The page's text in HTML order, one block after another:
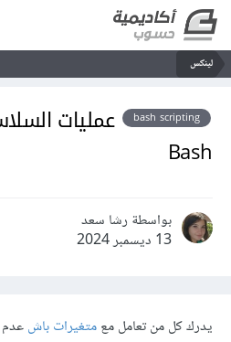
لينكس
bash scripting
عمليات
Bash
بواسطة رشا سعد
13 ديسمبر 2024
يدرك كل من تعامل معمتغيرات باش